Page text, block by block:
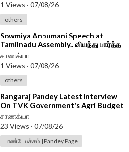
1 Views · 07/08/26
others
⁣Sowmiya Anbumani Speech at
Tamilnadu Assembly.. வியந்து பார்த்த
CM Vijay | PMK | TVK
சாணக்யா
1 Views · 07/08/26
others
⁣Rangaraj Pandey Latest Interview
On TVK Government's Agri Budget
| CM Vijay | EPS | Udhayanidhi |DMK
சாணக்யா
23 Views · 07/08/26
பாண்டே பக்கம் | Pandey Page